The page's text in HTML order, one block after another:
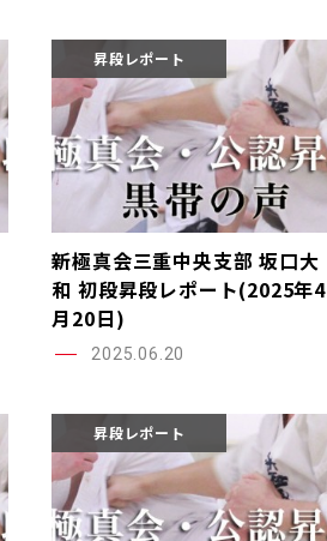
昇段レポート
新極真会三重中央支部 坂口大
和 初段昇段レポート(2025年4
月20日)
2025.06.20
昇段レポート